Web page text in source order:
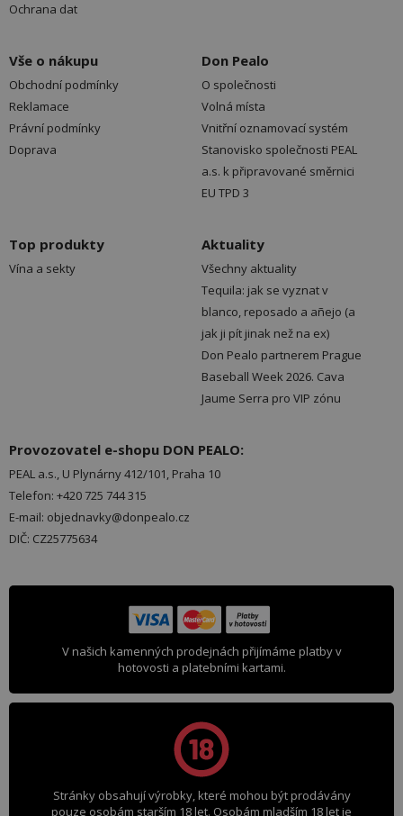
Ochrana dat
Vše o nákupu
Obchodní podmínky
Reklamace
Právní podmínky
Doprava
Don Pealo
O společnosti
Volná místa
Vnitřní oznamovací systém
Stanovisko společnosti PEAL
a.s. k připravované směrnici
EU TPD 3
Top produkty
Vína a sekty
Aktuality
Všechny aktuality
Tequila: jak se vyznat v
blanco, reposado a añejo (a
jak ji pít jinak než na ex)
Don Pealo partnerem Prague
Baseball Week 2026. Cava
Jaume Serra pro VIP zónu
Provozovatel e-shopu DON PEALO:
PEAL a.s., U Plynárny 412/101, Praha 10
Telefon: +420 725 744 315
E-mail: objednavky@donpealo.cz
DIČ: CZ25775634
V našich kamenných prodejnách přijímáme platby v
hotovosti a platebními kartami.
Stránky obsahují výrobky, které mohou být prodávány
pouze osobám starším 18 let. Osobám mladším 18 let je